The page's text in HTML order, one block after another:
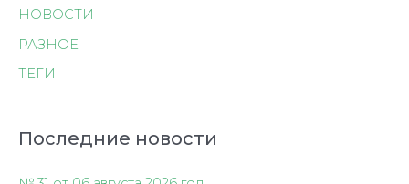
НОВОСТИ
РАЗНОЕ
ТЕГИ
Последние новости